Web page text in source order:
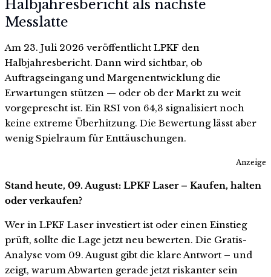
Halbjahresbericht als nächste
Messlatte
Am 23. Juli 2026 veröffentlicht LPKF den
Halbjahresbericht. Dann wird sichtbar, ob
Auftragseingang und Margenentwicklung die
Erwartungen stützen — oder ob der Markt zu weit
vorgeprescht ist. Ein RSI von 64,3 signalisiert noch
keine extreme Überhitzung. Die Bewertung lässt aber
wenig Spielraum für Enttäuschungen.
Anzeige
Stand heute, 09. August: LPKF Laser – Kaufen, halten
oder verkaufen?
Wer in LPKF Laser investiert ist oder einen Einstieg
prüft, sollte die Lage jetzt neu bewerten. Die Gratis-
Analyse vom 09. August gibt die klare Antwort – und
zeigt, warum Abwarten gerade jetzt riskanter sein